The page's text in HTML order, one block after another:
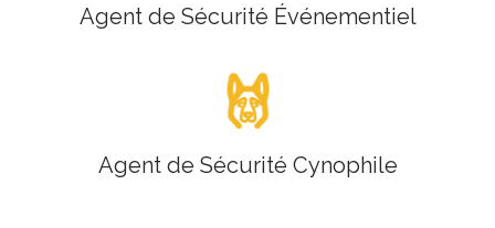
Agent de Sécurité Événementiel
Agent de Sécurité Cynophile